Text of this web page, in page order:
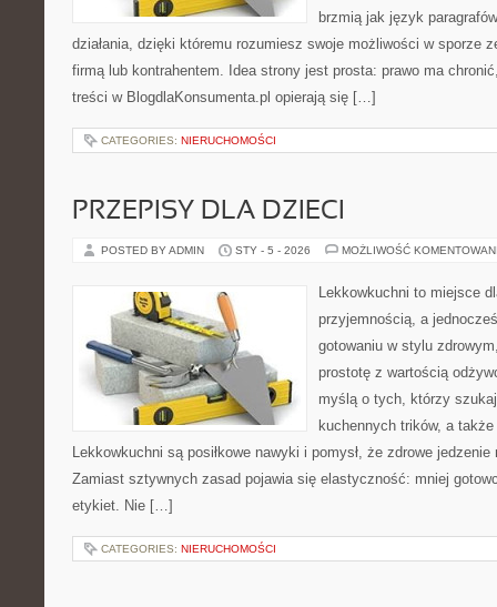
brzmią jak język
działania, dzięki któremu rozumiesz swoje możliwości w sporze
firmą lub kontrahentem. Idea strony jest prosta: prawo ma
treści w BlogdlaKonsumenta.pl opierają się […]
CATEGORIES: NIERUCHOMOŚCI
PRZEPISY DLA DZIECI
POSTED BY ADMIN STY - 5 - 2026 MOŻLIWOŚĆ
Lekkowkuchni to miejsce
przyjemnością, a
gotowaniu w stylu
prostotę z wartością
myślą o tych, którzy
kuchennych trików, a
Lekkowkuchni są posiłkowe nawyki i pomysł, że zdrowe
Zamiast sztywnych zasad pojawia się elastyczność: mniej
etykiet. Nie […]
CATEGORIES: NIERUCHOMOŚCI